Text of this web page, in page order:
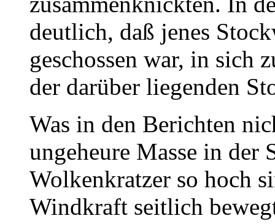
deutlich, daß jenes
geschossen war, in sich
der darüber liegenden
Was in den Berichten
ungeheure Masse in der
Wolkenkratzer so hoch
Windkraft seitlich